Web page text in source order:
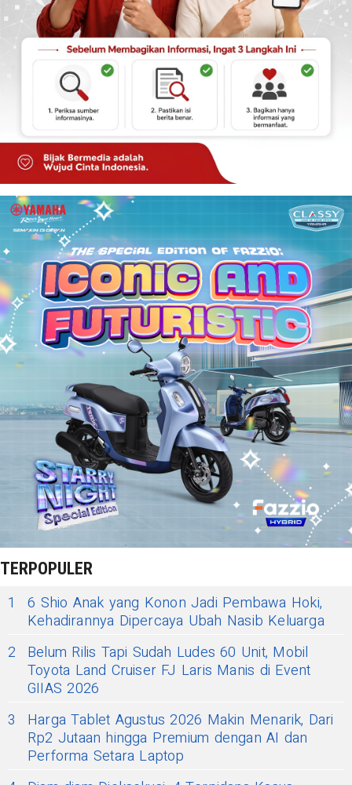
TERPOPULER
1
6 Shio Anak yang Konon Jadi Pembawa Hoki,
Kehadirannya Dipercaya Ubah Nasib Keluarga
2
Belum Rilis Tapi Sudah Ludes 60 Unit, Mobil
Toyota Land Cruiser FJ Laris Manis di Event
GIIAS 2026
3
Harga Tablet Agustus 2026 Makin Menarik, Dari
Rp2 Jutaan hingga Premium dengan AI dan
Performa Setara Laptop